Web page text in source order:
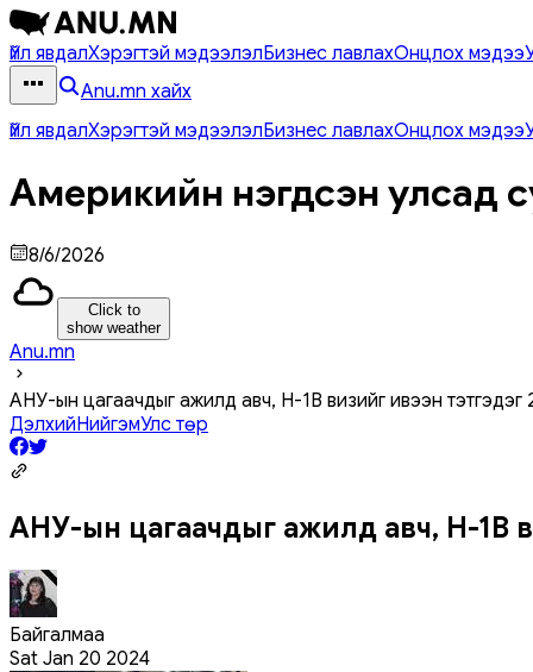
Үйл явдалХэрэгтэй мэдээлэлБизнес лавлахОнцлох мэдээ
Anu.mn хайх
Үйл явдалХэрэгтэй мэдээлэлБизнес лавлахОнцлох мэдээ
Америкийн нэгдсэн улсад
8/6/2026
Click to
show weather
Anu.mn
АНУ-ын цагаачдыг ажилд авч, H-1B визийг ивээн тэтгэдэг
ДэлхийНийгэмУлс төр
АНУ-ын цагаачдыг ажилд авч, H-1B
Байгалмаа
Sat Jan 20 2024